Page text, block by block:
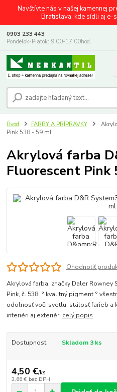
Navštívte nás v našej kamennej
Bratislava, kde sídli aj e-
0903 233 443
Pondelok-Piatok: 9.00-17.00hod.
Úvod FARBY A PRÍPRAVKY
Pink 538 - 59 ml
Akrylová farba
Fluorescent
Ohodnotiť
Akrylová farba, značky Daler
Pink, č. 538: ° kvalitný pigment °
odolnosť voči svetlu, stálosť farieb a
interiéri aj exteriéri celý popis
Dostupnosť Skladom 3 ks
4,50 €/ks
3,66 € bez DPH